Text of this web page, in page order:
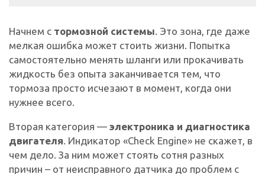
Начнем с тормозной системы. Это зона, где даже
мелкая ошибка может стоить жизни. Попытка
самостоятельно менять шланги или прокачивать
жидкость без опыта заканчивается тем, что
тормоза просто исчезают в момент, когда они
нужнее всего.
Вторая категория — электроника и диагностика
двигателя. Индикатор «Check Engine» не скажет, в
чем дело. За ним может стоять сотня разных
причин – от неисправного датчика до проблем с